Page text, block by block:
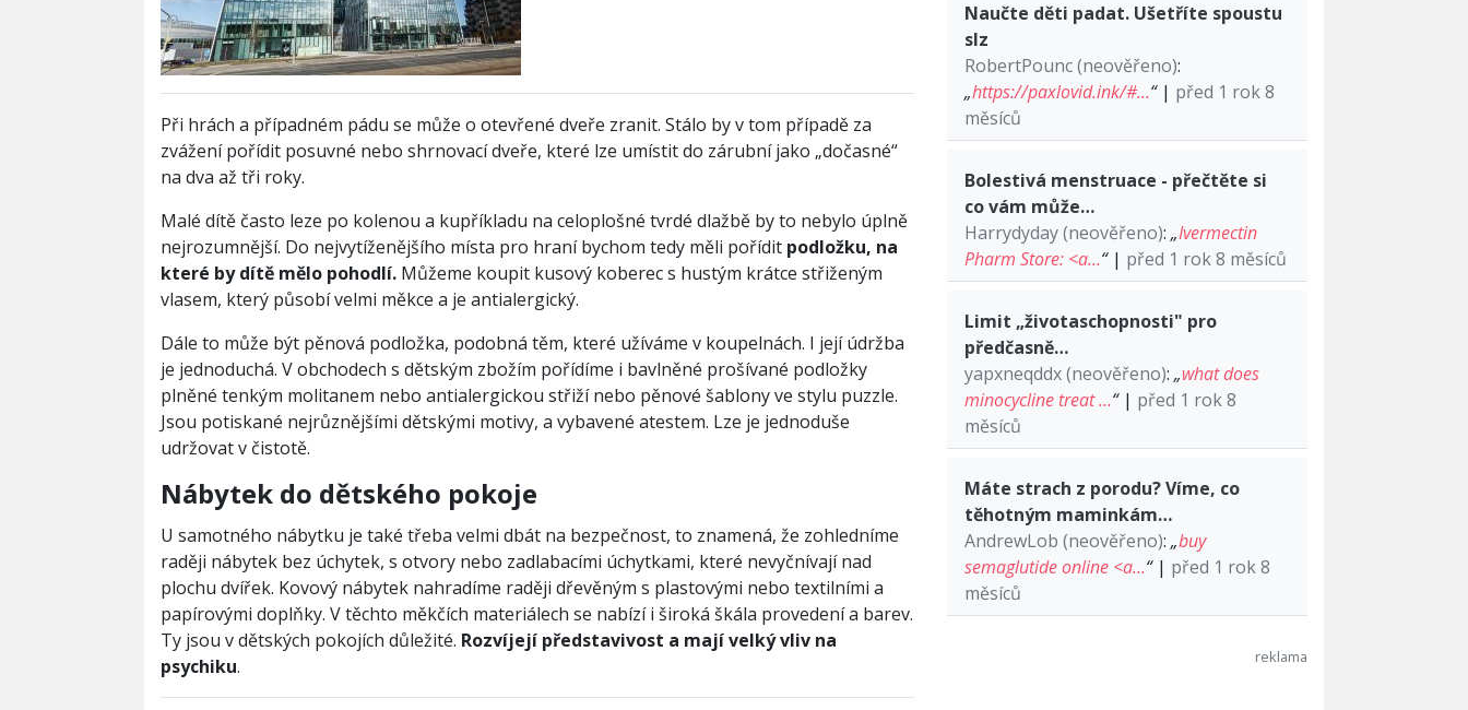
Při hrách a případném pádu se může o otevřené dveře zranit. Stálo by v tom případě za
zvážení pořídit posuvné nebo shrnovací dveře, které lze umístit do zárubní jako „dočasné“
na dva až tři roky.
Malé dítě často leze po kolenou a kupříkladu na celoplošné tvrdé dlažbě by to nebylo úplně
nejrozumnější. Do nejvytíženějšího místa pro hraní bychom tedy měli pořídit podložku, na
které by dítě mělo pohodlí. Můžeme koupit kusový koberec s hustým krátce střiženým
vlasem, který působí velmi měkce a je antialergický.
Dále to může být pěnová podložka, podobná těm, které užíváme v koupelnách. I její údržba
je jednoduchá. V obchodech s dětským zbožím pořídíme i bavlněné prošívané podložky
plněné tenkým molitanem nebo antialergickou střiží nebo pěnové šablony ve stylu puzzle.
Jsou potiskané nejrůznějšími dětskými motivy, a vybavené atestem. Lze je jednoduše
udržovat v čistotě.
Nábytek do dětského pokoje
U samotného nábytku je také třeba velmi dbát na bezpečnost, to znamená, že zohledníme
raději nábytek bez úchytek, s otvory nebo zadlabacími úchytkami, které nevyčnívají nad
plochu dvířek. Kovový nábytek nahradíme raději dřevěným s plastovými nebo textilními a
papírovými doplňky. V těchto měkčích materiálech se nabízí i široká škála provedení a barev.
Ty jsou v dětských pokojích důležité. Rozvíjejí představivost a mají velký vliv na
psychiku.
Naučte děti padat. Ušetříte spoustu
slz
RobertPounc (neověřeno):
„https://paxlovid.ink/#…“| před 1 rok 8
měsíců
Bolestivá menstruace - přečtěte si
co vám může…
Harrydyday (neověřeno): „Ivermectin
Pharm Store: <a…“| před 1 rok 8 měsíců
Limit „životaschopnosti" pro
předčasně…
yapxneqddx (neověřeno): „what does
minocycline treat …“| před 1 rok 8
měsíců
Máte strach z porodu? Víme, co
těhotným maminkám…
AndrewLob (neověřeno): „buy
semaglutide online <a…“| před 1 rok 8
měsíců